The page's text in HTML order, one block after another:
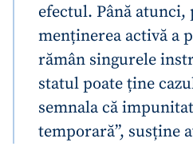
efectul. Până
menținerea activă a
rămân singurele
statul poate ține
semnala că
temporară”, susține
Email+ Emailul meu
Telefon
+ Telefon personal
Am citit și sunt de
politica de
confidențialitate.